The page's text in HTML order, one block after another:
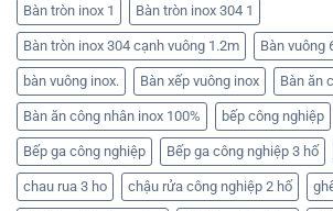
Bàn tròn inox 1 Bàn tròn inox 304 1
Bàn tròn inox 304 cạnh vuông 1.2m Bàn vuông
bàn vuông inox. Bàn xếp vuông inox Bàn ăn
Bàn ăn công nhân inox 100% bếp công nghiệp
Bếp ga công nghiệp Bếp ga công nghiệp 3 hố
chau rua 3 ho chậu rửa công nghiệp 2 hố